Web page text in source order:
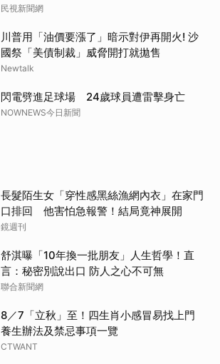
民視新聞網
川普用「油價要漲了」暗示對伊再開火! 沙
國祭「美債制裁」威脅開打就拋售
Newtalk
閃電劈進足球場 24歲球員遭雷擊身亡
NOWNEWS今日新聞
長髮陌生女「穿性感黑絲漁網內衣」在家門
口排回 他害怕急報警！結局竟神展開
鏡週刊
舒淇曝「10年換一批朋友」人生哲學！直
言：秘密別說出口 防人之心不可無
聯合新聞網
8／7「立秋」至！四生肖小感冒易找上門
養生辦法及禁忌事項一覽
CTWANT